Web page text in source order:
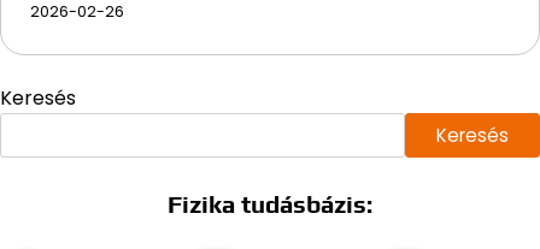
2026-02-26
Keresés
Keresés
Fizika tudásbázis: